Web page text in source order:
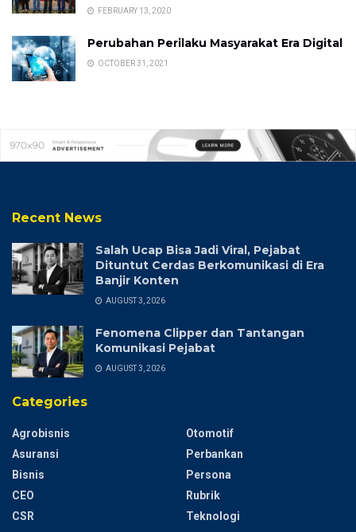
FEBRUARY 13, 2020
Perubahan Perilaku Masyarakat Era Digital
OCTOBER 31, 2021
Recent News
Salah Ucap Bisa Jadi Viral, Pejabat
Dituntut Cerdas Berkomunikasi di Era
Banjir Konten
AUGUST 3, 2026
Fenomena Clipper dan Tantangan
Komunikasi Pejabat
AUGUST 3, 2026
Categories
Agrobisnis
Asuransi
Bisnis
CEO
CSR
Otomotif
Perbankan
Persona
Rubrik
Teknologi